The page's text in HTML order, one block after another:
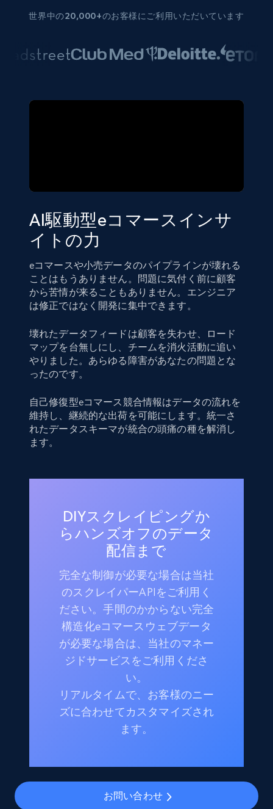
世界中の20,000+のお客様にご利用いただいています
AI駆動型eコマースインサ
イトの力
eコマースや小売データのパイプラインが壊れる
ことはもうありません。問題に気付く前に顧客
から苦情が来ることもありません。エンジニア
は修正ではなく開発に集中できます。
壊れたデータフィードは顧客を失わせ、ロード
マップを台無しにし、チームを消火活動に追い
やりました。あらゆる障害があなたの問題とな
ったのです。
自己修復型eコマース競合情報はデータの流れを
維持し、継続的な出荷を可能にします。統一さ
れたデータスキーマが統合の頭痛の種を解消し
ます。
DIYスクレイピングか
らハンズオフのデータ
配信まで
完全な制御が必要な場合は当社
のスクレイパーAPIをご利用く
ださい。手間のかからない完全
構造化eコマースウェブデータ
が必要な場合は、当社のマネー
ジドサービスをご利用くださ
い。
リアルタイムで、お客様のニー
ズに合わせてカスタマイズされ
ます。
お問い合わせ